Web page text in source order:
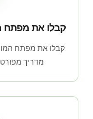
קבלו את מפתח
קבלו את מפתח
מדריך מפורט